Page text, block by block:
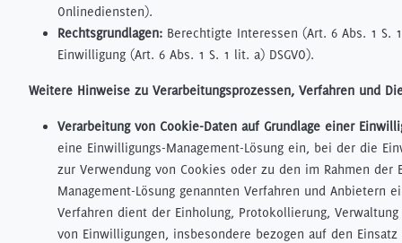
Onlinediensten).
Rechtsgrundlagen: Berechtigte Interessen (Art. 6 Abs. 1 S.
Einwilligung (Art. 6 Abs. 1 S. 1 lit. a) DSGVO).
Weitere Hinweise zu Verarbeitungsprozessen, Verfahren und
Verarbeitung von Cookie-Daten auf Grundlage einer
eine Einwilligungs-Management-Lösung ein, bei der die
zur Verwendung von Cookies oder zu den im Rahmen der
Management-Lösung genannten Verfahren und Anbietern
Verfahren dient der Einholung, Protokollierung,
von Einwilligungen, insbesondere bezogen auf den